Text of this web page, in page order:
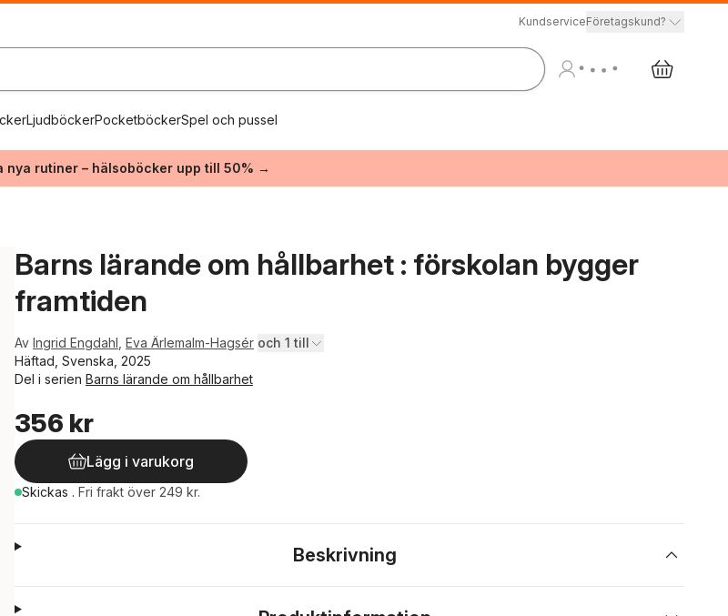
KundserviceFöretagskund?
LjudböckerPocketböckerSpel och pussel
nya rutiner – hälsoböcker upp till 50% →
Barns lärande om hållbarhet : förskolan bygger
framtiden
Av Ingrid Engdahl Eva Ärlemalm-Hagsér och 1 till
Häftad, Svenska, 2025
Del i serien Barns lärande om hållbarhet
356 kr
Lägg i varukorg
Skickas . Fri frakt över 249 kr.
Beskrivning